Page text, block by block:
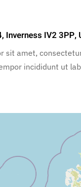
Inverness IV2 3PP,
sit amet,
incididunt ut